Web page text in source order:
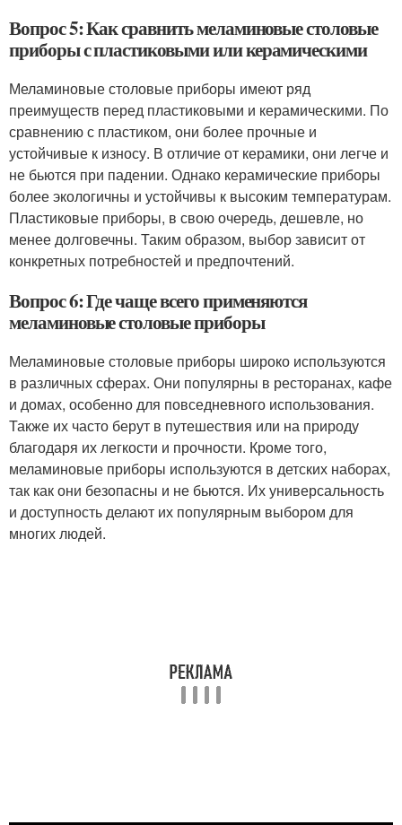
Вопрос 5: Как сравнить меламиновые столовые
приборы с пластиковыми или керамическими
Меламиновые столовые приборы имеют ряд
преимуществ перед пластиковыми и керамическими. По
сравнению с пластиком, они более прочные и
устойчивые к износу. В отличие от керамики, они легче и
не бьются при падении. Однако керамические приборы
более экологичны и устойчивы к высоким температурам.
Пластиковые приборы, в свою очередь, дешевле, но
менее долговечны. Таким образом, выбор зависит от
конкретных потребностей и предпочтений.
Вопрос 6: Где чаще всего применяются
меламиновые столовые приборы
Меламиновые столовые приборы широко используются
в различных сферах. Они популярны в ресторанах, кафе
и домах, особенно для повседневного использования.
Также их часто берут в путешествия или на природу
благодаря их легкости и прочности. Кроме того,
меламиновые приборы используются в детских наборах,
так как они безопасны и не бьются. Их универсальность
и доступность делают их популярным выбором для
многих людей.